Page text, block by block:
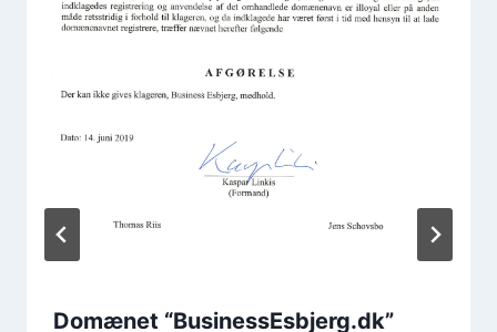
Domænet “BusinessEsbjerg.dk”